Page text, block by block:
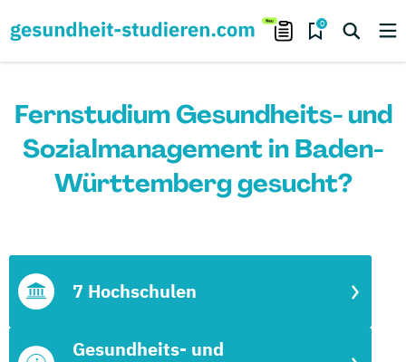
0
Fernstudium Gesundheits- und
Sozialmanagement in Baden-
Württemberg gesucht?
Gesundheits- und
7 Hochschulen